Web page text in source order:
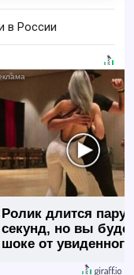
в России
Ролик длится пару
секунд, но вы
шоке от увиденного